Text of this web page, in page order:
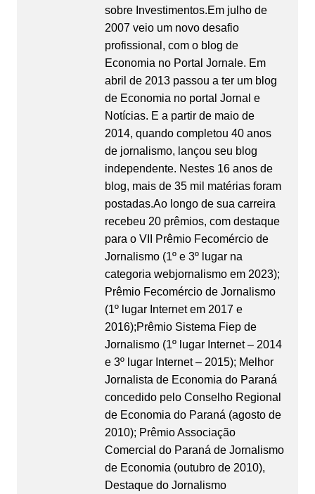
sobre Investimentos.Em julho de
2007 veio um novo desafio
profissional, com o blog de
Economia no Portal Jornale. Em
abril de 2013 passou a ter um blog
de Economia no portal Jornal e
Notícias. E a partir de maio de
2014, quando completou 40 anos
de jornalismo, lançou seu blog
independente. Nestes 16 anos de
blog, mais de 35 mil matérias foram
postadas.Ao longo de sua carreira
recebeu 20 prêmios, com destaque
para o VII Prêmio Fecomércio de
Jornalismo (1º e 3º lugar na
categoria webjornalismo em 2023);
Prêmio Fecomércio de Jornalismo
(1º lugar Internet em 2017 e
2016);Prêmio Sistema Fiep de
Jornalismo (1º lugar Internet – 2014
e 3º lugar Internet – 2015); Melhor
Jornalista de Economia do Paraná
concedido pelo Conselho Regional
de Economia do Paraná (agosto de
2010); Prêmio Associação
Comercial do Paraná de Jornalismo
de Economia (outubro de 2010),
Destaque do Jornalismo